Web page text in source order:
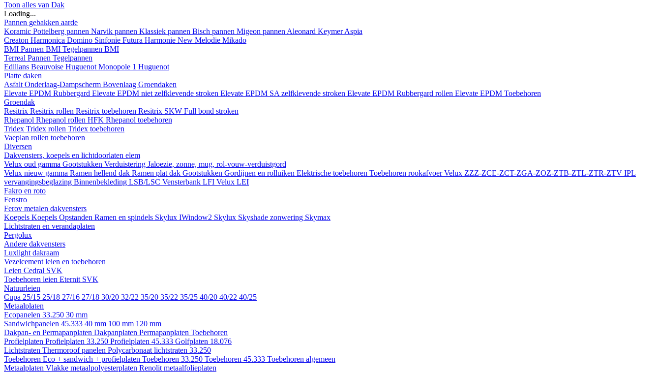
Toon alles van Dak
Loading...
Pannen gebakken aarde
Koramic Pottelberg pannen Narvik pannen Klassiek pannen Bisch pannen Migeon pannen Aleonard KeymerAspia
Creaton Harmonica Domino Sinfonie Futura Harmonie New Melodie Mikado
BMI Pannen BMI Tegelpannen BMI
Terreal Pannen Tegelpannen
Edilians Beauvoise Huguenot Monopole 1 Huguenot
Platte daken
Asfalt Onderlaag-Dampscherm Bovenlaag Groendaken
Elevate EPDM Rubbergard Elevate EPDM niet zelfklevende stroken Elevate EPDM SA zelfklevende stroken Elevate EPDM Rubbergard rollen Elevate EPDM Toebehoren
Groendak
Resitrix Resitrix rollen Resitrix toebehoren Resitrix SKW Full bond stroken
Rhepanol Rhepanol rollen HFK Rhepanol toebehoren
Tridex Tridex rollen Tridex toebehoren
Vaeplan rollen toebehoren
Diversen
Dakvensters, koepels en lichtdoorlaten elem
Velux oud gamma Gootstukken Verduistering Jaloezie, zonne, mug, rol-vouw-verduistgord
Velux nieuw gamma Ramen hellend dak Ramen plat dak Gootstukken Gordijnen en rolluiken Elektrische toebehoren Toebehoren rookafvoerVelux ZZZ-ZCE-ZCT-ZGA-ZOZ-ZTB-ZTL-ZTR-ZTV IPL
vervangingsbeglazing Binnenbekleding LSB/LSC Vensterbank LFI Velux LEI
Fakro en roto
Fenstro
Ferov metalen dakvensters
Koepels Koepels Opstanden Ramen en spindels Skylux IWindow2 Skylux Skyshade zonwering Skymax
Lichtstraten en verandaplaten
Pergolux
Andere dakvensters
Luxlight dakraam
Vezelcement leien en toebehoren
Leien Cedral SVK
Toebehoren leien Eternit SVK
Natuurleien
Cupa 25/15 25/18 27/16 27/18 30/20 32/22 35/20 35/22 35/25 40/20 40/22 40/25
Metaalplaten
Ecopanelen 33.250 30 mm
Sandwichpanelen 45.333 40 mm 100 mm 120 mm
Dakpan- en Permapanplaten Dakpanplaten Permapanplaten Toebehoren
Profielplaten Profielplaten 33.250 Profielplaten 45.333 Golfplaten 18.076
Lichtstraten Thermoroof panelen Polycarbonaat lichtstraten 33.250
Toebehoren Eco + sandwich + profielplaten Toebehoren 33.250 Toebehoren 45.333 Toebehoren algemeen
Metaalplaten Vlakke metaalpolyesterplaten Renolit metaalfolieplaten